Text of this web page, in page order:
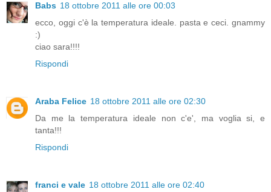
Babs 18 ottobre 2011 alle ore 00:03
ecco, oggi c'è la temperatura ideale. pasta e ceci. gnammy
:)
ciao sara!!!!
Rispondi
Araba Felice 18 ottobre 2011 alle ore 02:30
Da me la temperatura ideale non c'e', ma voglia si, e
tanta!!!
Rispondi
franci e vale 18 ottobre 2011 alle ore 02:40